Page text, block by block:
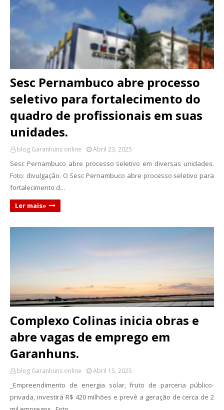
Sesc Pernambuco abre processo
seletivo para fortalecimento do
quadro de profissionais em suas
unidades.
blog Garanhuns online Abril 23, 2025
Sesc Pernambuco abre processo seletivo em diversas unidades.
Foto: divulgação. O Sesc Pernambuco abre processo seletivo para
fortalecimento d…
Ler mais»
Complexo Colinas inicia obras e
abre vagas de emprego em
Garanhuns.
blog Garanhuns online Abril 15, 2025
_Empreendimento de energia solar, fruto de parceria público-
privada, investirá R$ 420 milhões e prevê a geração de cerca de 2